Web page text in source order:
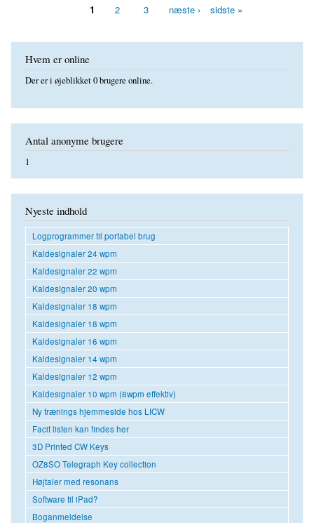
1 2 3 næste › sidste »
Hvem er online
Der er i øjeblikket 0 brugere online.
Antal anonyme brugere
1
Nyeste indhold
Logprogrammer til portabel brug
Kaldesignaler 24 wpm
Kaldesignaler 22 wpm
Kaldesignaler 20 wpm
Kaldesignaler 18 wpm
Kaldesignaler 18 wpm
Kaldesignaler 16 wpm
Kaldesignaler 14 wpm
Kaldesignaler 12 wpm
Kaldesignaler 10 wpm (8wpm effektiv)
Ny trænings hjemmeside hos LICW
Facit listen kan findes her
3D Printed CW Keys
OZ8SO Telegraph Key collection
Højtaler med resonans
Software til iPad?
Boganmeldelse